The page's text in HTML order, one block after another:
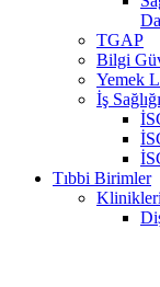
TGAP
Bilgi
Yemek
İş
Tıbbi Birimler